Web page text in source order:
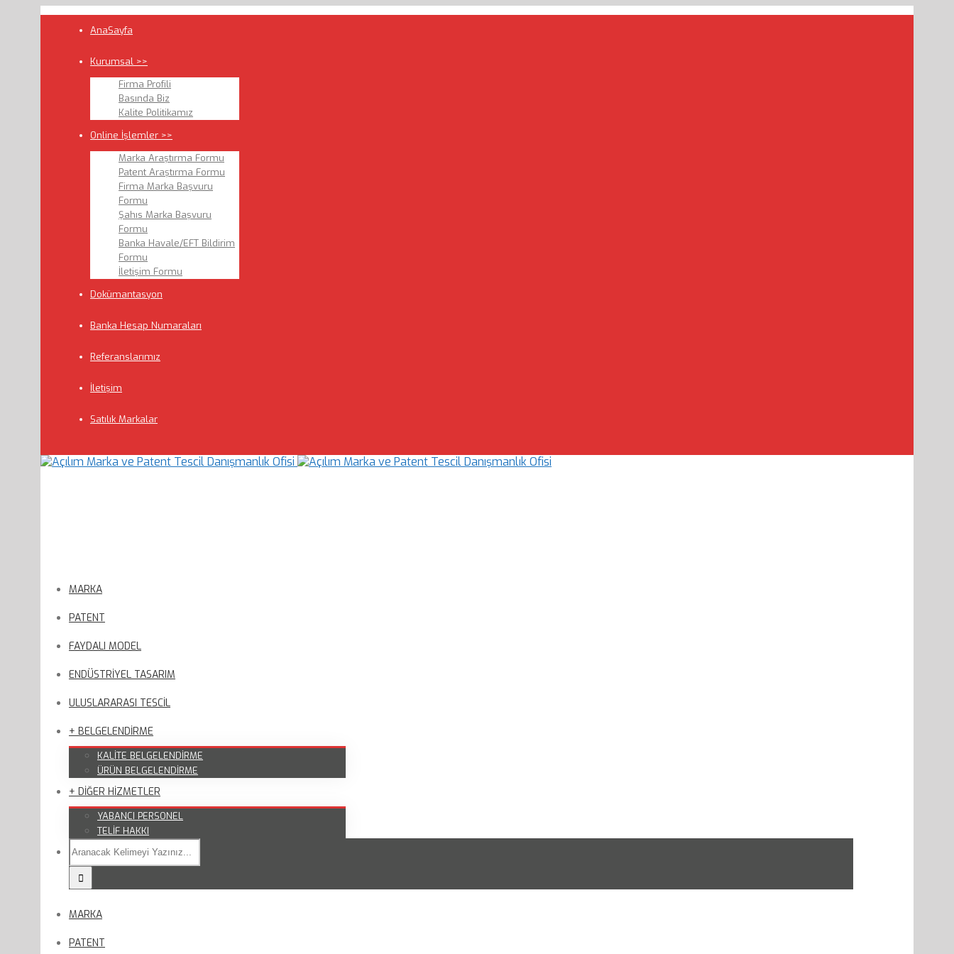
AnaSayfa
Kurumsal >>
Firma Profili
Basında Biz
Kalite Politikamız
Online İşlemler >>
Marka Araştırma Formu
Patent Araştırma Formu
Firma Marka Başvuru
Formu
Şahıs Marka Başvuru
Formu
Banka Havale/EFT Bildirim
Formu
İletişim Formu
Dokümantasyon
Banka Hesap Numaraları
Referanslarımız
İletişim
Satılık Markalar
MARKA
PATENT
FAYDALI MODEL
ENDÜSTRİYEL TASARIM
ULUSLARARASI TESCİL
+ BELGELENDİRME
KALİTE BELGELENDİRME
ÜRÜN BELGELENDİRME
+ DİĞER HİZMETLER
YABANCI PERSONEL
TELİF HAKKI
MARKA
PATENT